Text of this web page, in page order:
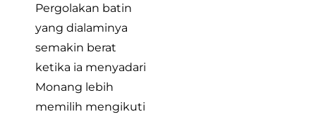
Pergolakan batin
yang dialaminya
semakin berat
ketika ia menyadari
Monang lebih
memilih mengikuti